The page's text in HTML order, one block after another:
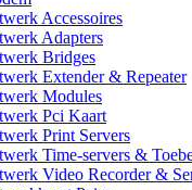
Accessoires
Adapters
Bridges
Extender & Repeater
Modules
Pci Kaart
Print Servers
Time-servers &
Video Recorder &